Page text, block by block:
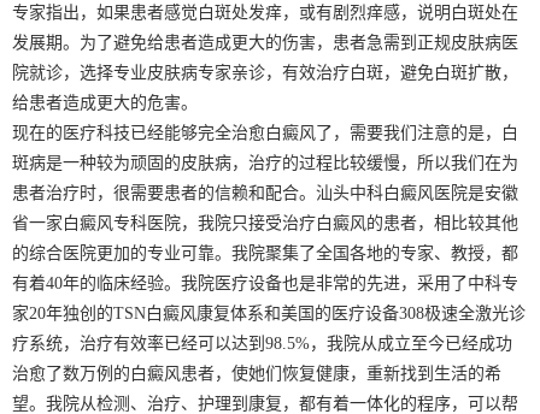
专家指出，如果患者感觉白斑处发痒，或有剧烈痒感，说明白斑处在
发展期。为了避免给患者造成更大的伤害，患者急需到正规皮肤病医
院就诊，选择专业皮肤病专家亲诊，有效治疗白斑，避免白斑扩散，
给患者造成更大的危害。
现在的医疗科技已经能够完全治愈白癜风了，需要我们注意的是，白
斑病是一种较为顽固的皮肤病，治疗的过程比较缓慢，所以我们在为
患者治疗时，很需要患者的信赖和配合。汕头中科白癜风医院是安徽
省一家白癜风专科医院，我院只接受治疗白癜风的患者，相比较其他
的综合医院更加的专业可靠。我院聚集了全国各地的专家、教授，都
有着40年的临床经验。我院医疗设备也是非常的先进，采用了中科专
家20年独创的TSN白癜风康复体系和美国的医疗设备308极速全激光诊
疗系统，治疗有效率已经可以达到98.5%，我院从成立至今已经成功
治愈了数万例的白癜风患者，使她们恢复健康，重新找到生活的希
望。我院从检测、治疗、护理到康复，都有着一体化的程序，可以帮